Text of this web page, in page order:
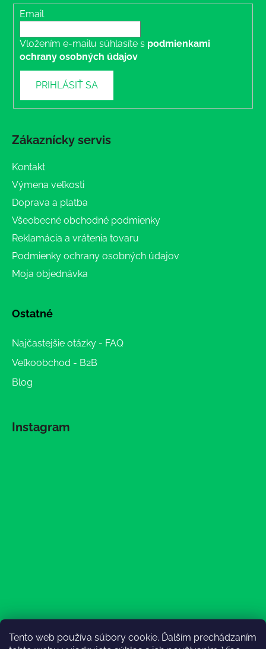
Tento web používa súbory cookie. Ďalším prechádzaním
Email
Vložením e-mailu súhlasíte s podmienkami
ochrany osobných údajov
PRIHLÁSIŤ SA
Zákaznícky servis
Kontakt
Výmena veľkosti
Doprava a platba
Všeobecné obchodné podmienky
Reklamácia a vrátenia tovaru
Podmienky ochrany osobných údajov
Moja objednávka
Ostatné
Najčastejšie otázky - FAQ
Veľkoobchod - B2B
Blog
Instagram
Sledovať na Instagrame